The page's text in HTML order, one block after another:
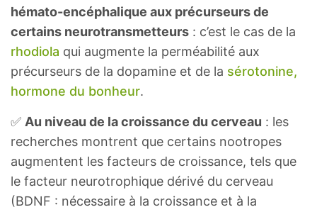
hémato-encéphalique aux précurseurs de
certains neurotransmetteurs : c’est le cas de la
rhodiola qui augmente la perméabilité aux
précurseurs de la dopamine et de la sérotonine,
hormone du bonheur.
✅ Au niveau de la croissance du cerveau : les
recherches montrent que certains nootropes
augmentent les facteurs de croissance, tels que
le facteur neurotrophique dérivé du cerveau
(BDNF : nécessaire à la croissance et à la